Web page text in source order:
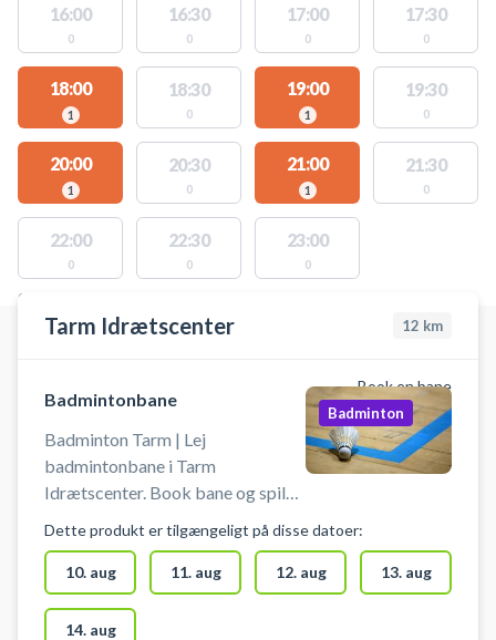
16:00
0
16:30
0
17:00
0
17:30
0
18:00
1
18:30
0
19:00
1
19:30
0
20:00
1
20:30
0
21:00
1
21:30
0
22:00
0
22:30
0
23:00
0
STEDER MED LEDIGE AKTIVITETER
Tarm Idrætscenter 12 km
Book en bane
Badmintonbane
Badminton Tarm | Lej
badmintonbane i Tarm
Idrætscenter. Book bane og spil
idrætscentrets badmintonbaner.
Booking af badmintonbane er inkl.
lån af badminton ketcher og
bolde. Ved booking af badminton
Badminton
Dette produkt er tilgængeligt på disse datoer:
10. aug 11. aug 12. aug 13. aug
14. aug